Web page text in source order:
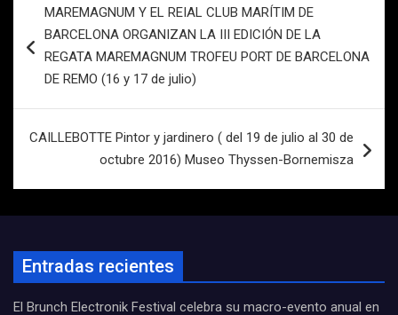
entradas
MAREMAGNUM Y EL REIAL CLUB MARÍTIM DE
BARCELONA ORGANIZAN LA III EDICIÓN DE LA
REGATA MAREMAGNUM TROFEU PORT DE BARCELONA
DE REMO (16 y 17 de julio)
CAILLEBOTTE Pintor y jardinero ( del 19 de julio al 30 de
octubre 2016) Museo Thyssen-Bornemisza
Entradas recientes
El Brunch Electronik Festival celebra su macro-evento anual en